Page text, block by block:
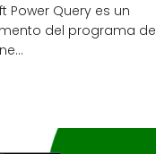
Power Query es un
del programa de